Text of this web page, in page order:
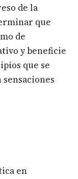
de la
que
de
y beneficie
que se
en